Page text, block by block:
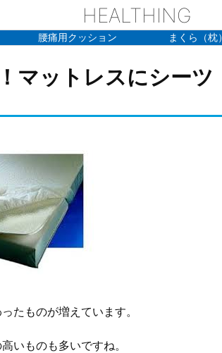
HEALTHING
腰痛用クッション まくら（枕）
マットレスにシーツ
たものが増えています。
いものも多いですね。